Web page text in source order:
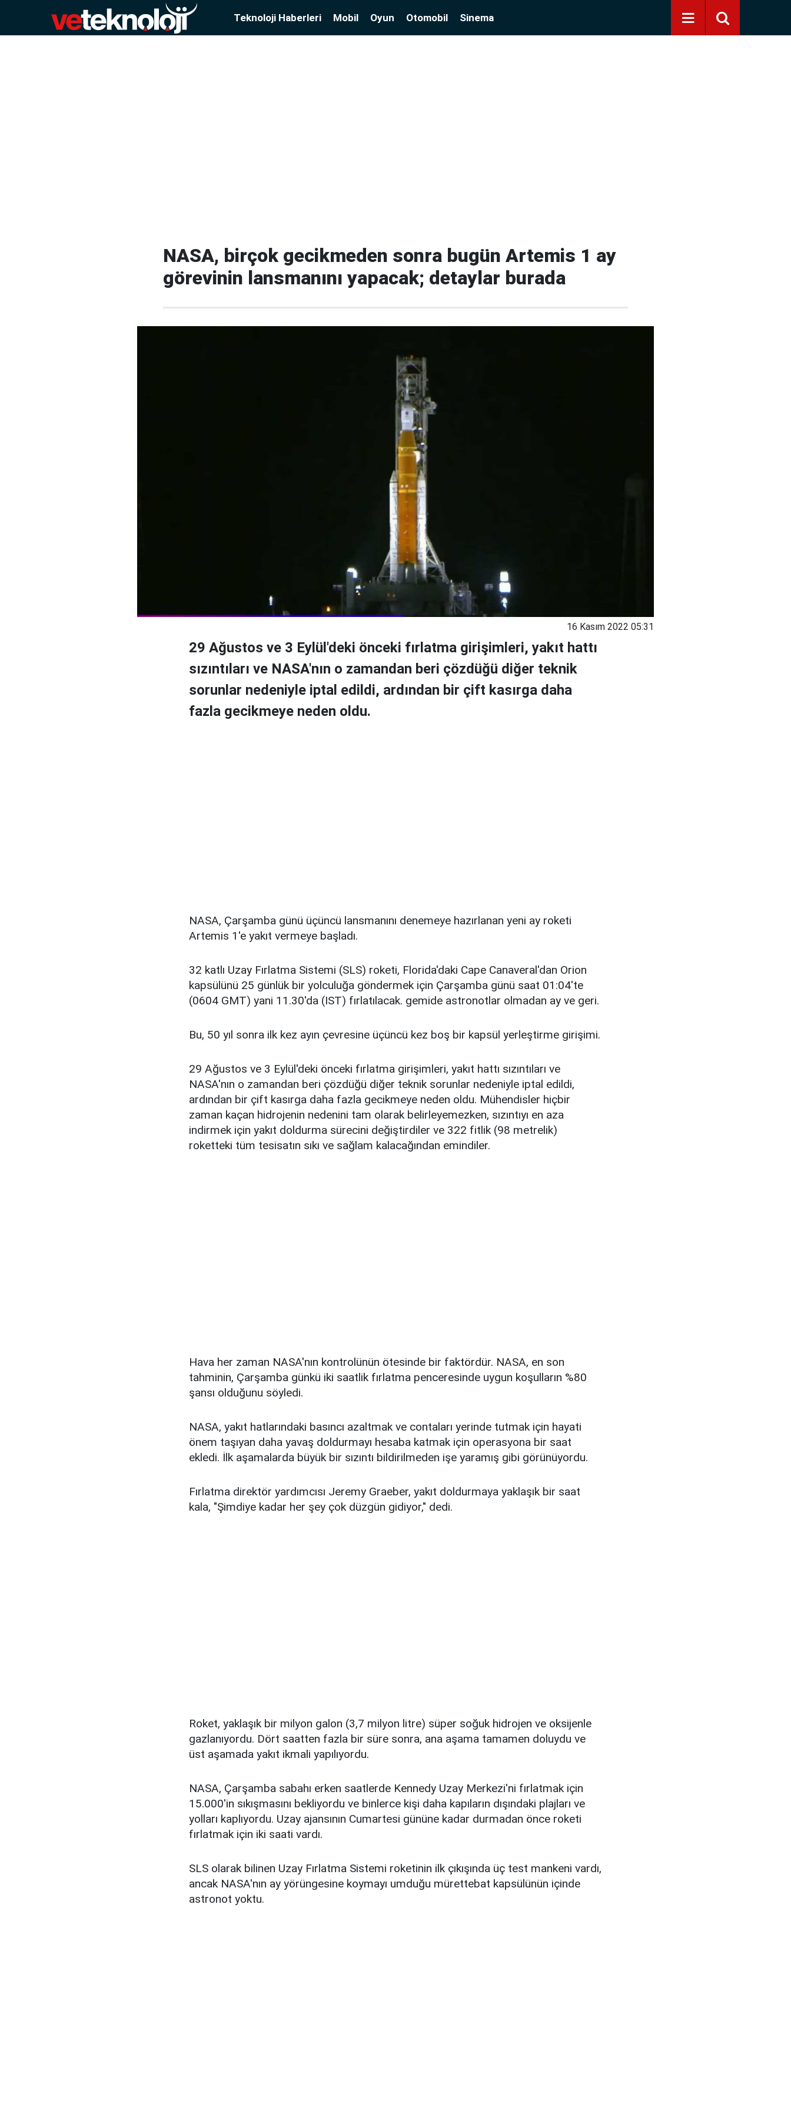
Teknoloji Haberleri Mobil Oyun Otomobil Sinema
NASA, birçok gecikmeden sonra bugün Artemis 1 ay
görevinin lansmanını yapacak; detaylar burada
16 Kasım 2022 05:31
29 Ağustos ve 3 Eylül'deki önceki fırlatma girişimleri, yakıt hattı
sızıntıları ve NASA'nın o zamandan beri çözdüğü diğer teknik
sorunlar nedeniyle iptal edildi, ardından bir çift kasırga daha
fazla gecikmeye neden oldu.
NASA, Çarşamba günü üçüncü lansmanını denemeye hazırlanan yeni ay roketi
Artemis 1'e yakıt vermeye başladı.
32 katlı Uzay Fırlatma Sistemi (SLS) roketi, Florida'daki Cape Canaveral'dan Orion
kapsülünü 25 günlük bir yolculuğa göndermek için Çarşamba günü saat 01:04'te
(0604 GMT) yani 11.30'da (IST) fırlatılacak. gemide astronotlar olmadan ay ve geri.
Bu, 50 yıl sonra ilk kez ayın çevresine üçüncü kez boş bir kapsül yerleştirme girişimi.
29 Ağustos ve 3 Eylül'deki önceki fırlatma girişimleri, yakıt hattı sızıntıları ve
NASA'nın o zamandan beri çözdüğü diğer teknik sorunlar nedeniyle iptal edildi,
ardından bir çift kasırga daha fazla gecikmeye neden oldu. Mühendisler hiçbir
zaman kaçan hidrojenin nedenini tam olarak belirleyemezken, sızıntıyı en aza
indirmek için yakıt doldurma sürecini değiştirdiler ve 322 fitlik (98 metrelik)
roketteki tüm tesisatın sıkı ve sağlam kalacağından emindiler.
Hava her zaman NASA'nın kontrolünün ötesinde bir faktördür. NASA, en son
tahminin, Çarşamba günkü iki saatlik fırlatma penceresinde uygun koşulların %80
şansı olduğunu söyledi.
NASA, yakıt hatlarındaki basıncı azaltmak ve contaları yerinde tutmak için hayati
önem taşıyan daha yavaş doldurmayı hesaba katmak için operasyona bir saat
ekledi. İlk aşamalarda büyük bir sızıntı bildirilmeden işe yaramış gibi görünüyordu.
Fırlatma direktör yardımcısı Jeremy Graeber, yakıt doldurmaya yaklaşık bir saat
kala, "Şimdiye kadar her şey çok düzgün gidiyor," dedi.
Roket, yaklaşık bir milyon galon (3,7 milyon litre) süper soğuk hidrojen ve oksijenle
gazlanıyordu. Dört saatten fazla bir süre sonra, ana aşama tamamen doluydu ve
üst aşamada yakıt ikmali yapılıyordu.
NASA, Çarşamba sabahı erken saatlerde Kennedy Uzay Merkezi'ni fırlatmak için
15.000'in sıkışmasını bekliyordu ve binlerce kişi daha kapıların dışındaki plajları ve
yolları kaplıyordu. Uzay ajansının Cumartesi gününe kadar durmadan önce roketi
fırlatmak için iki saati vardı.
SLS olarak bilinen Uzay Fırlatma Sistemi roketinin ilk çıkışında üç test mankeni vardı,
ancak NASA'nın ay yörüngesine koymayı umduğu mürettebat kapsülünün içinde
astronot yoktu.